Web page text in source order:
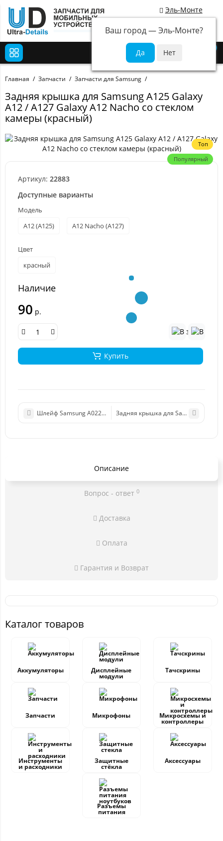
Эль-Монте
Ваш город —Эль-Монте?
Главная Запчасти Запчасти для Samsung
Задняя крышка для Samsung A125 Galaxy
A12 / A127 Galaxy A12 Nacho со стеклом
камеры (красный)
Топ
Популярный
Артикул: 22883
Доступные варианты
Модель
A12 (A125)
A12 Nacho (A127)
Цвет
красный
Наличие
90 р.
Купить
Шлейф Samsung A022F (A02) кнопок включения/громкости
Описание
Вопрос - ответ 0
Доставка
Оплата
Гарантия и Возврат
Каталог товаров
Аккумуляторы Дисплейные
модули
Тачскрины
Запчасти Микрофоны Микросхемы и
контроллеры
Инструменты
и расходники
Защитные
стёкла
Аксессуары
Разъемы
питания